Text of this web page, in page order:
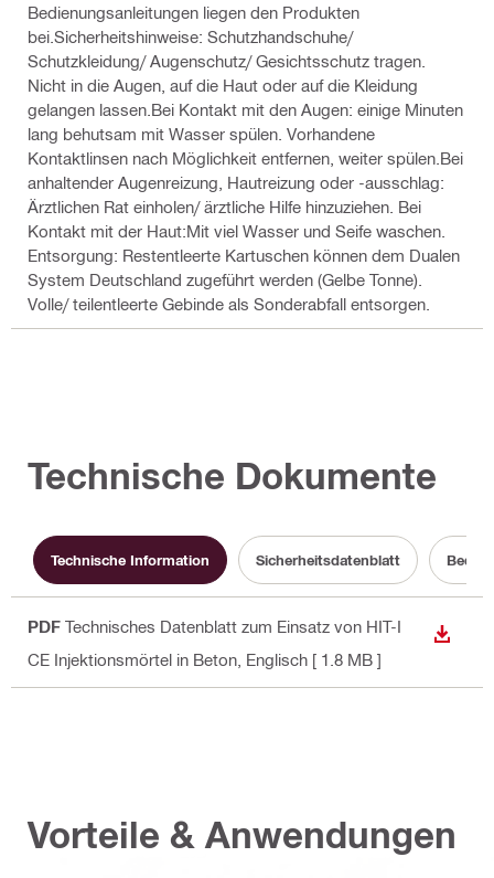
Bedienungsanleitungen liegen den Produkten
bei.Sicherheitshinweise: Schutzhandschuhe/
Schutzkleidung/ Augenschutz/ Gesichtsschutz tragen.
Nicht in die Augen, auf die Haut oder auf die Kleidung
gelangen lassen.Bei Kontakt mit den Augen: einige Minuten
lang behutsam mit Wasser spülen. Vorhandene
Kontaktlinsen nach Möglichkeit entfernen, weiter spülen.Bei
anhaltender Augenreizung, Hautreizung oder -ausschlag:
Ärztlichen Rat einholen/ ärztliche Hilfe hinzuziehen. Bei
Kontakt mit der Haut:Mit viel Wasser und Seife waschen.
Entsorgung: Restentleerte Kartuschen können dem Dualen
System Deutschland zugeführt werden (Gelbe Tonne).
Volle/ teilentleerte Gebinde als Sonderabfall entsorgen.
Technische Dokumente
Technische Information Sicherheitsdatenblatt
PDF Technisches Datenblatt zum Einsatz von HIT-I
CE Injektionsmörtel in Beton , Englisch [ 1.8 MB ]
Vorteile & Anwendungen